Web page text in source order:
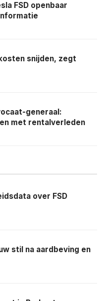
FSD openbaar
snijden, zegt
generaal:
met rentalverleden
over FSD
stil na aardbeving en